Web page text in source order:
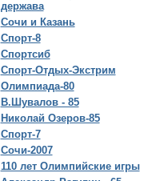
держава
Сочи и Казань
Спорт-8
Спортсиб
Спорт-Отдых-Экстрим
Олимпиада-80
В.Шувалов - 85
Николай Озеров-85
Спорт-7
Сочи-2007
110 лет Олимпийские игры